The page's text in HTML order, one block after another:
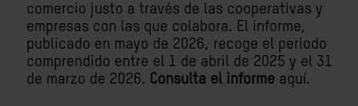
comercio justo a través de las cooperativas y
empresas con las que colabora. El informe,
publicado en mayo de 2026, recoge el periodo
comprendido entre el 1 de abril de 2025 y el 31
de marzo de 2026. Consulta el informe aquí.